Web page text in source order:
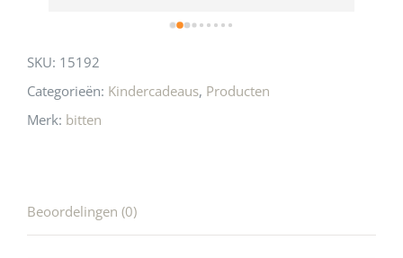
SKU: 15192
Categorieën: Kindercadeaus, Producten
Merk: bitten
Beoordelingen (0)